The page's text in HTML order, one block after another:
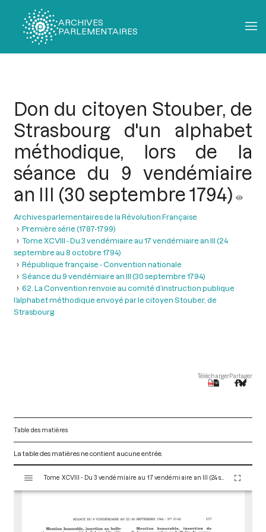
ARCHIVES
PARLEMENTAIRES
Don du citoyen Stouber, de
Strasbourg d'un alphabet
méthodique, lors de la
séance du 9 vendémiaire
an III (30 septembre 1794)
Archives parlementaires de la Révolution Française
Première série (1787-1799)
Tome XCVIII - Du 3 vendémiaire au 17 vendémiaire an III (24
septembre au 8 octobre 1794)
République française - Convention nationale
Séance du 9 vendémiaire an III (30 septembre 1794)
62. La Convention renvoie au comité d’instruction publique
l’alphabet méthodique envoyé par le citoyen Stouber, de
Strasbourg
TéléchargerPartager
Table des matières
La table des matières ne contient aucune entrée.
s